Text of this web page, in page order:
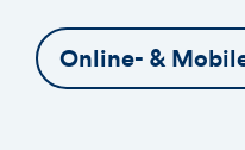
Online- &